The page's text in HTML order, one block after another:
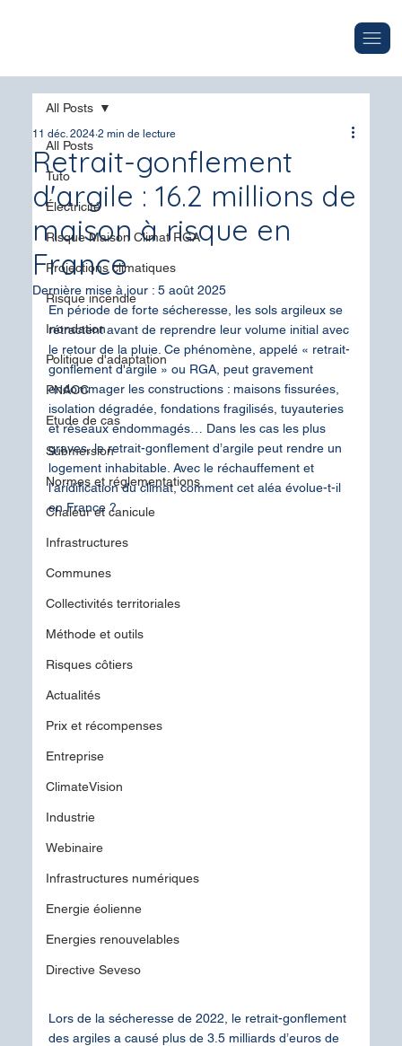
All Posts
Tuto
Électricité
Risque Maison Climat RGA
Projections climatiques
Risque incendie
Inondation
Politique d'adaptation
PNACC
Etude de cas
Submersion
Normes et réglementations
Chaleur et canicule
Infrastructures
Communes
Collectivités territoriales
Méthode et outils
Risques côtiers
Actualités
Prix et récompenses
Entreprise
ClimateVision
Industrie
Webinaire
Infrastructures numériques
Energie éolienne
Energies renouvelables
Directive Seveso
All Posts
Retrait-gonflement
d'argile : 16.2 millions de
maison à risque en
France
11 déc. 2024 2 min de lecture
Dernière mise à jour : 5 août 2025
En période de forte sécheresse, les sols argileux se
rétractent avant de reprendre leur volume initial avec
le retour de la pluie. Ce phénomène, appelé « retrait-
gonflement d'argile » ou RGA, peut gravement
endommager les constructions : maisons fissurées,
isolation dégradée, fondations fragilisés, tuyauteries
et réseaux endommagés… Dans les cas les plus
graves, le retrait-gonflement d’argile peut rendre un
logement inhabitable. Avec le réchauffement et
l’aridification du climat, comment cet aléa évolue-t-il
en France ?
Lors de la sécheresse de 2022, le retrait-gonflement
des argiles a causé plus de 3.5 milliards d’euros de